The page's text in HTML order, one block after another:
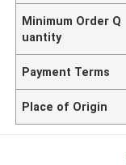
Minimum Order Q
uantity
Payment Terms
Place of Origin